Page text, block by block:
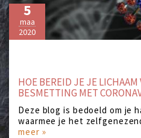
5
maa
2020
HOE BEREID JE JE
BESMETTING MET
Deze blog is bedoeld om je
waarmee je het
meer »